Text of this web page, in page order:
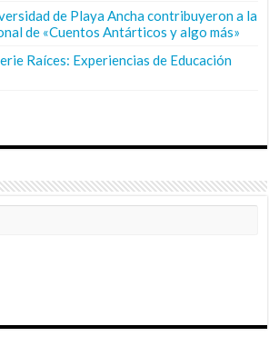
de Playa Ancha contribuyeron a la
de «Cuentos Antárticos y algo más»
Raíces: Experiencias de Educación